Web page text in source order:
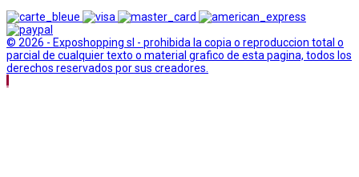
© 2026 - Exposhopping sl - prohibida la copia o reproduccion total o
parcial de cualquier texto o material grafico de esta pagina, todos los
derechos reservados por sus creadores.